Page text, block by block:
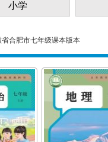
小学
省合肥市七年级课本版本